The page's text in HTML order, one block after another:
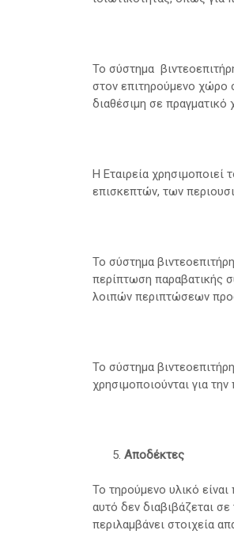
Το σύστημα
στον επιτηρούμενο χώρο
διαθέσιμη σε πραγματικό
Η Εταιρεία
επισκεπτών, των
Το σύστημα
περίπτωση παραβατικής
λοιπών περιπτώσεων
Το σύστημα
χρησιμοποιούνται για
Αποδέκτες
Το τηρούμενο υλικό
αυτό δεν διαβιβάζεται
περιλαμβάνει στοιχεία